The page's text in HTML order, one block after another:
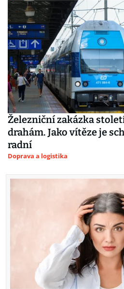
Železniční zakázka
drahám. Jako vítěze je
radní
Doprava a logistika